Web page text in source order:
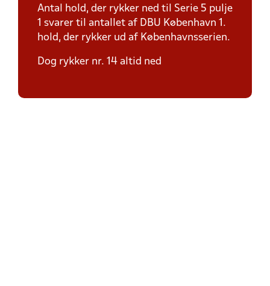
Antal hold, der rykker ned til Serie 5 pulje
1 svarer til antallet af DBU København 1.
hold, der rykker ud af Københavnsserien.
Dog rykker nr. 14 altid ned